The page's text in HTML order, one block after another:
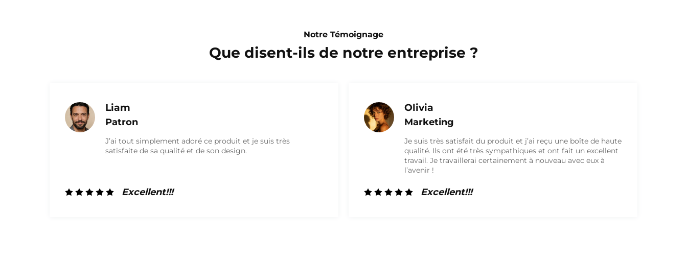
Notre Témoignage
Que disent-ils de notre entreprise ?
Je suis très satisfait du produit et j’ai reçu une boîte de haute
qualité. Ils ont été très sympathiques et ont fait un excellent
Qualité exceptionnelle de l'impression et des couleurs du
carton